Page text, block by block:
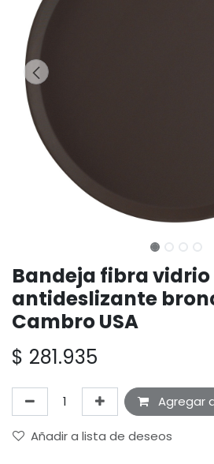
Bandeja fibra
antideslizante
Cambro USA
$ 281.935
Agregar
Añadir a lista de deseos